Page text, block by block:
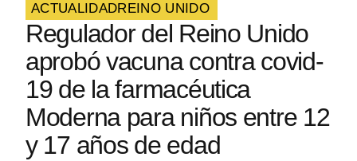
ACTUALIDADREINO UNIDO
Regulador del Reino Unido
aprobó vacuna contra covid-
19 de la farmacéutica
Moderna para niños entre 12
y 17 años de edad